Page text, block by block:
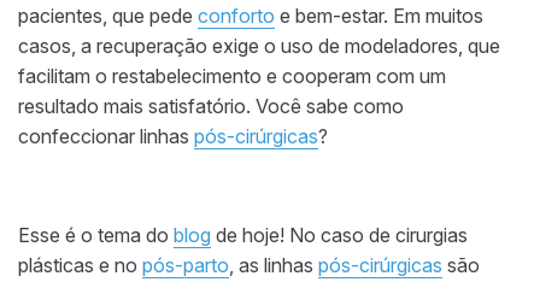
pacientes, que pede conforto e bem-estar. Em muitos
casos, a recuperação exige o uso de modeladores, que
facilitam o restabelecimento e cooperam com um
resultado mais satisfatório. Você sabe como
confeccionar linhas pós-cirúrgicas?
Esse é o tema do blog de hoje! No caso de cirurgias
plásticas e no pós-parto, as linhas pós-cirúrgicas são